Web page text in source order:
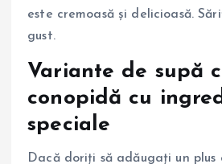
este cremoasă și delicioasă.
gust.
Variante de supă
conopidă cu
speciale
Dacă doriți să adăugați un plus